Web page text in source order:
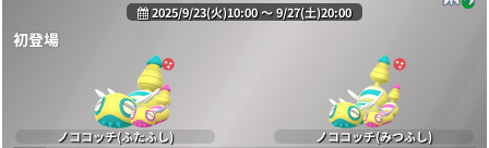
2025/9/23(火)10:00 〜 9/27(土)20:00
初登場
ノココッチ(ふたふし) ノココッチ(みつふし)